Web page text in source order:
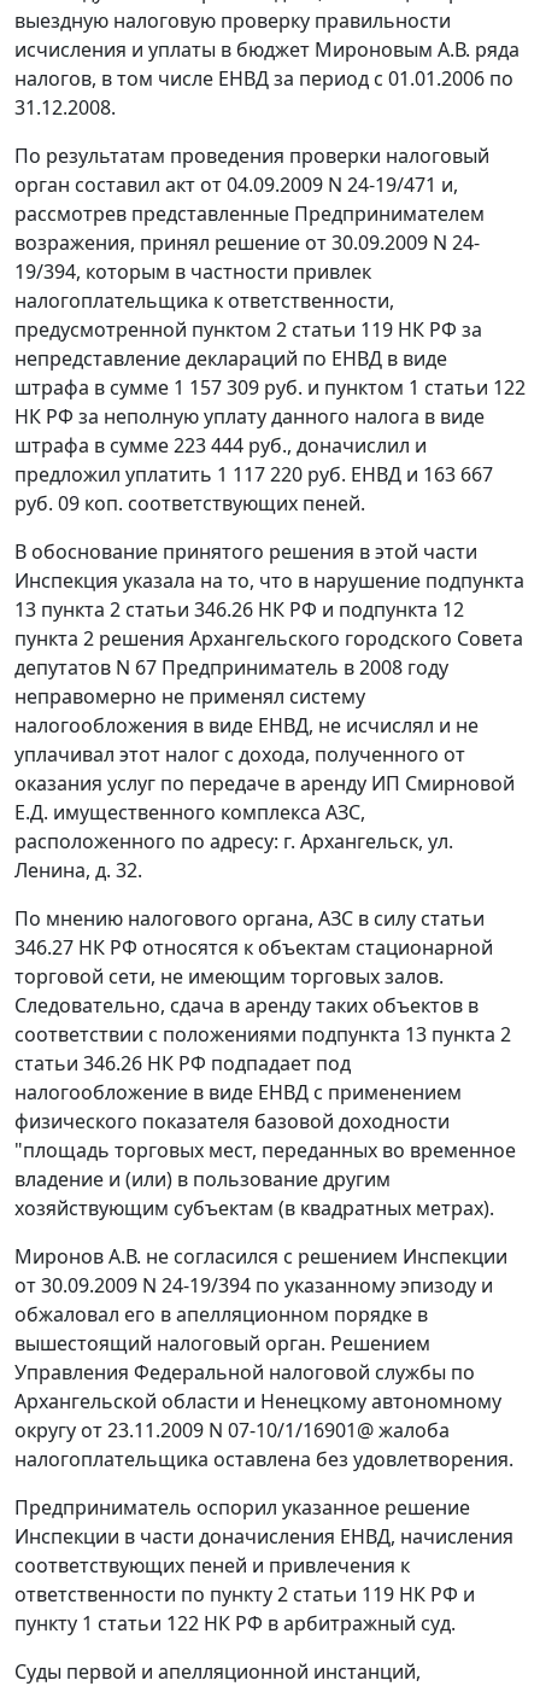
выездную налоговую проверку правильности
исчисления и уплаты в бюджет Мироновым А.В. ряда
налогов, в том числе ЕНВД за период с 01.01.2006 по
31.12.2008.
По результатам проведения проверки налоговый
орган составил акт от 04.09.2009 N 24-19/471 и,
рассмотрев представленные Предпринимателем
возражения, принял решение от 30.09.2009 N 24-
19/394, которым в частности привлек
налогоплательщика к ответственности,
предусмотренной пунктом 2 статьи 119 НК РФ за
непредставление деклараций по ЕНВД в виде
штрафа в сумме 1 157 309 руб. и пунктом 1 статьи 122
НК РФ за неполную уплату данного налога в виде
штрафа в сумме 223 444 руб., доначислил и
предложил уплатить 1 117 220 руб. ЕНВД и 163 667
руб. 09 коп. соответствующих пеней.
В обоснование принятого решения в этой части
Инспекция указала на то, что в нарушение подпункта
13 пункта 2 статьи 346.26 НК РФ и подпункта 12
пункта 2 решения Архангельского городского Совета
депутатов N 67 Предприниматель в 2008 году
неправомерно не применял систему
налогообложения в виде ЕНВД, не исчислял и не
уплачивал этот налог с дохода, полученного от
оказания услуг по передаче в аренду ИП Смирновой
Е.Д. имущественного комплекса АЗС,
расположенного по адресу: г. Архангельск, ул.
Ленина, д. 32.
По мнению налогового органа, АЗС в силу статьи
346.27 НК РФ относятся к объектам стационарной
торговой сети, не имеющим торговых залов.
Следовательно, сдача в аренду таких объектов в
соответствии с положениями подпункта 13 пункта 2
статьи 346.26 НК РФ подпадает под
налогообложение в виде ЕНВД с применением
физического показателя базовой доходности
"площадь торговых мест, переданных во временное
владение и (или) в пользование другим
хозяйствующим субъектам (в квадратных метрах).
Миронов А.В. не согласился с решением Инспекции
от 30.09.2009 N 24-19/394 по указанному эпизоду и
обжаловал его в апелляционном порядке в
вышестоящий налоговый орган. Решением
Управления Федеральной налоговой службы по
Архангельской области и Ненецкому автономному
округу от 23.11.2009 N 07-10/1/16901@ жалоба
налогоплательщика оставлена без удовлетворения.
Предприниматель оспорил указанное решение
Инспекции в части доначисления ЕНВД, начисления
соответствующих пеней и привлечения к
ответственности по пункту 2 статьи 119 НК РФ и
пункту 1 статьи 122 НК РФ в арбитражный суд.
Суды первой и апелляционной инстанций,